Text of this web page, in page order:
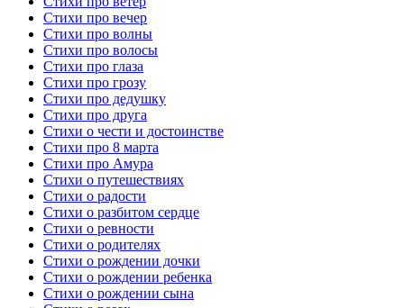
Стихи про вечер
Стихи про волны
Стихи про волосы
Стихи про глаза
Стихи про грозу
Стихи про дедушку
Стихи про друга
Стихи о чести и достоинстве
Стихи про 8 марта
Стихи про Амура
Стихи о путешествиях
Стихи о радости
Стихи о разбитом сердце
Стихи о ревности
Стихи о родителях
Стихи о рождении дочки
Стихи о рождении ребенка
Стихи о рождении сына